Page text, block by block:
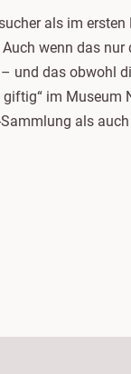
als im ersten
wenn das nur
und das obwohl
im Museum
als